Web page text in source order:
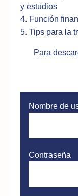
y estudios
4. Función
5. Tips para la
Para
Nombre de
Contraseña